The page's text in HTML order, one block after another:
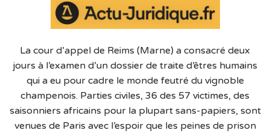
La cour d’appel de Reims (Marne) a consacré deux
jours à l’examen d’un dossier de traite d’êtres humains
qui a eu pour cadre le monde feutré du vignoble
champenois. Parties civiles, 36 des 57 victimes, des
saisonniers africains pour la plupart sans-papiers, sont
venues de Paris avec l’espoir que les peines de prison